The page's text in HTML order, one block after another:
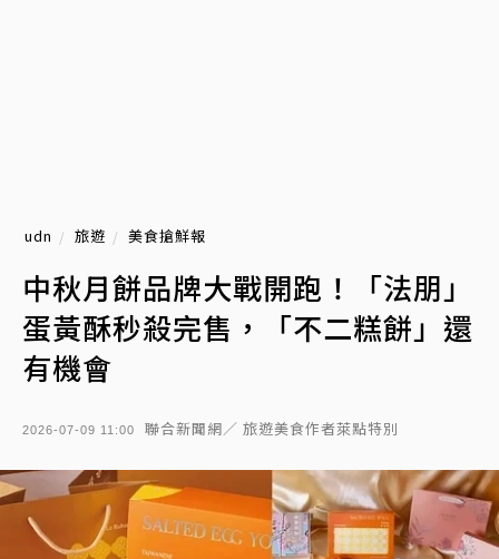
udn 旅遊 美食搶鮮報
中秋月餅品牌大戰開跑！「法朋」
蛋黃酥秒殺完售，「不二糕餅」還
有機會
2026-07-09 11:00 聯合新聞網／ 旅遊美食作者萊點特別